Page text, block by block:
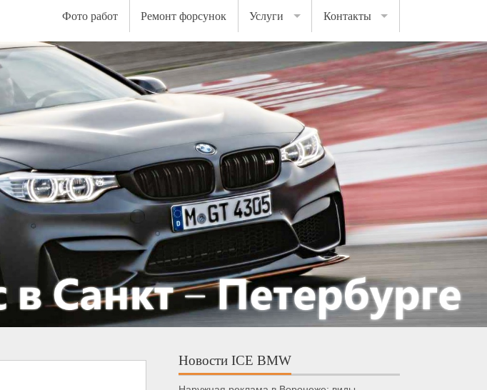
Фото работ Ремонт форсунок Услуги Контакты
Новости ICE BMW